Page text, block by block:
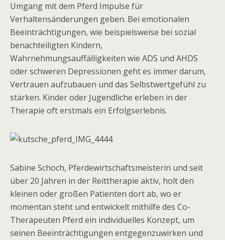
Umgang mit dem Pferd Impulse für
Verhaltensänderungen geben. Bei emotionalen
Beeinträchtigungen, wie beispielsweise bei sozial
benachteiligten Kindern,
Wahrnehmungsauffälligkeiten wie ADS und AHDS
oder schweren Depressionen geht es immer darum,
Vertrauen aufzubauen und das Selbstwertgefühl zu
stärken. Kinder oder Jugendliche erleben in der
Therapie oft erstmals ein Erfolgserlebnis.
Sabine Schoch, Pferdewirtschaftsmeisterin und seit
über 20 Jahren in der Reittherapie aktiv, holt den
kleinen oder großen Patienten dort ab, wo er
momentan steht und entwickelt mithilfe des Co-
Therapeuten Pferd ein individuelles Konzept, um
seinen Beeinträchtigungen entgegenzuwirken und